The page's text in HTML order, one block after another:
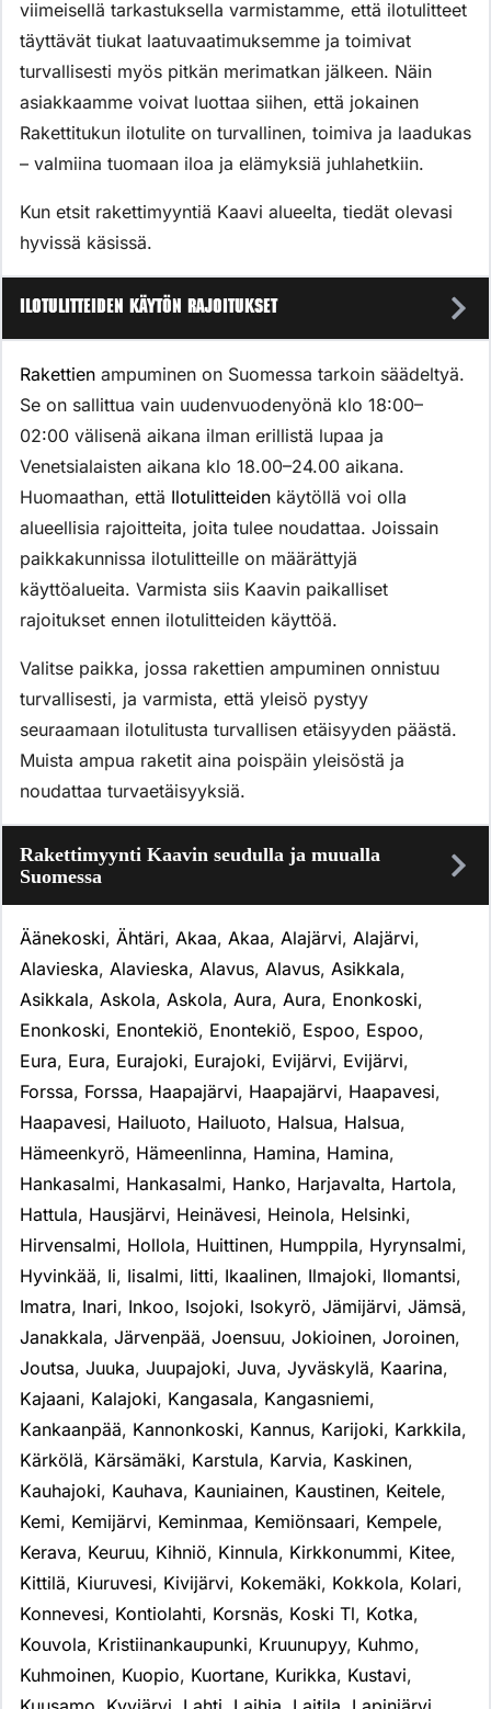
viimeisellä tarkastuksella varmistamme, että ilotulitteet
täyttävät tiukat laatuvaatimuksemme ja toimivat
turvallisesti myös pitkän merimatkan jälkeen. Näin
asiakkaamme voivat luottaa siihen, että jokainen
Rakettitukun ilotulite on turvallinen, toimiva ja laadukas
– valmiina tuomaan iloa ja elämyksiä juhlahetkiin.
Kun etsit rakettimyyntiä Kaavi alueelta, tiedät olevasi
hyvissä käsissä.
Ilotulitteiden käytön rajoitukset
Rakettien ampuminen on Suomessa tarkoin säädeltyä.
Se on sallittua vain uudenvuodenyönä klo 18:00–
02:00 välisenä aikana ilman erillistä lupaa ja
Venetsialaisten aikana klo 18.00–24.00 aikana.
Huomaathan, että Ilotulitteiden käytöllä voi olla
alueellisia rajoitteita, joita tulee noudattaa. Joissain
paikkakunnissa ilotulitteille on määrättyjä
käyttöalueita. Varmista siis Kaavin paikalliset
rajoitukset ennen ilotulitteiden käyttöä.
Valitse paikka, jossa rakettien ampuminen onnistuu
turvallisesti, ja varmista, että yleisö pystyy
seuraamaan ilotulitusta turvallisen etäisyyden päästä.
Muista ampua raketit aina poispäin yleisöstä ja
noudattaa turvaetäisyyksiä.
Rakettimyynti Kaavin seudulla ja muualla
Suomessa
Äänekoski, Ähtäri, Akaa, Akaa, Alajärvi, Alajärvi,
Alavieska, Alavieska, Alavus, Alavus, Asikkala,
Asikkala, Askola, Askola, Aura, Aura, Enonkoski,
Enonkoski, Enontekiö, Enontekiö, Espoo, Espoo,
Eura, Eura, Eurajoki, Eurajoki, Evijärvi, Evijärvi,
Forssa, Forssa, Haapajärvi, Haapajärvi, Haapavesi,
Haapavesi, Hailuoto, Hailuoto, Halsua, Halsua,
Hämeenkyrö, Hämeenlinna, Hamina, Hamina,
Hankasalmi, Hankasalmi, Hanko, Harjavalta, Hartola,
Hattula, Hausjärvi, Heinävesi, Heinola, Helsinki,
Hirvensalmi, Hollola, Huittinen, Humppila, Hyrynsalmi,
Hyvinkää, Ii, Iisalmi, Iitti, Ikaalinen, Ilmajoki, Ilomantsi,
Imatra, Inari, Inkoo, Isojoki, Isokyrö, Jämijärvi, Jämsä,
Janakkala, Järvenpää, Joensuu, Jokioinen, Joroinen,
Joutsa, Juuka, Juupajoki, Juva, Jyväskylä, Kaarina,
Kajaani, Kalajoki, Kangasala, Kangasniemi,
Kankaanpää, Kannonkoski, Kannus, Karijoki, Karkkila,
Kärkölä, Kärsämäki, Karstula, Karvia, Kaskinen,
Kauhajoki, Kauhava, Kauniainen, Kaustinen, Keitele,
Kemi, Kemijärvi, Keminmaa, Kemiönsaari, Kempele,
Kerava, Keuruu, Kihniö, Kinnula, Kirkkonummi, Kitee,
Kittilä, Kiuruvesi, Kivijärvi, Kokemäki, Kokkola, Kolari,
Konnevesi, Kontiolahti, Korsnäs, Koski Tl, Kotka,
Kouvola, Kristiinankaupunki, Kruunupyy, Kuhmo,
Kuhmoinen, Kuopio, Kuortane, Kurikka, Kustavi,